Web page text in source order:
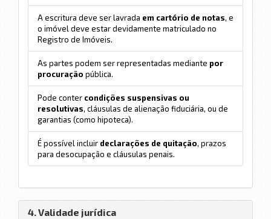
A escritura deve ser lavrada em cartório de notas, e
o imóvel deve estar devidamente matriculado no
Registro de Imóveis.
As partes podem ser representadas mediante por
procuração pública.
Pode conter condições suspensivas ou
resolutivas, cláusulas de alienação fiduciária, ou de
garantias (como hipoteca).
É possível incluir declarações de quitação, prazos
para desocupação e cláusulas penais.
4. Validade jurídica